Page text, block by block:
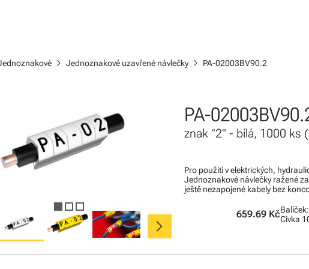
chevron_right Jednoznakové uzavřené návlečkychevron_right PA-02003BV90.2
chevron_right
PA-
znak "2" - bílá, 1000 ks
Pro použití v elektrických,
Jednoznakové návlečky ražené
ještě nezapojené kabely bez
659.69 KčBalíček:
Cívka